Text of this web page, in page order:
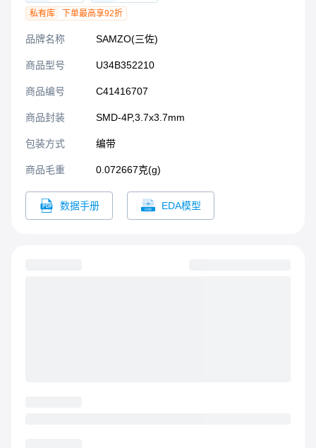
私有库
下单最高享92折
品牌名称 SAMZO(三佐)
商品型号 U34B352210
商品编号 C41416707
商品封装 SMD-4P,3.7x3.7mm​
包装方式 编带
商品毛重 0.072667克(g)
数据手册 EDA模型